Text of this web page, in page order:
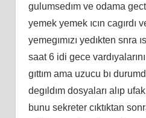
gulumsedım ve odama
yemek yemek ıcın cagırdı
yemegımızı yedıkten snra
saat 6 idi gece
gıttım ama uzucu bı
degıldım dosyaları alıp
bunu sekreter cıktıktan